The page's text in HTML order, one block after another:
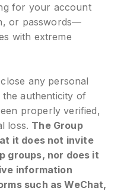
for your account
or passwords—
with extreme
any personal
authenticity of
properly verified,
loss. The Group
it does not invite
groups, nor does it
information
such as WeChat,